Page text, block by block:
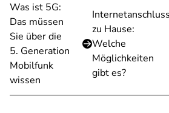
Was ist 5G:
Das müssen
Sie über die
5. Generation
Mobilfunk
wissen
Internetanschluss
zu Hause:
Welche
Möglichkeiten
gibt es?